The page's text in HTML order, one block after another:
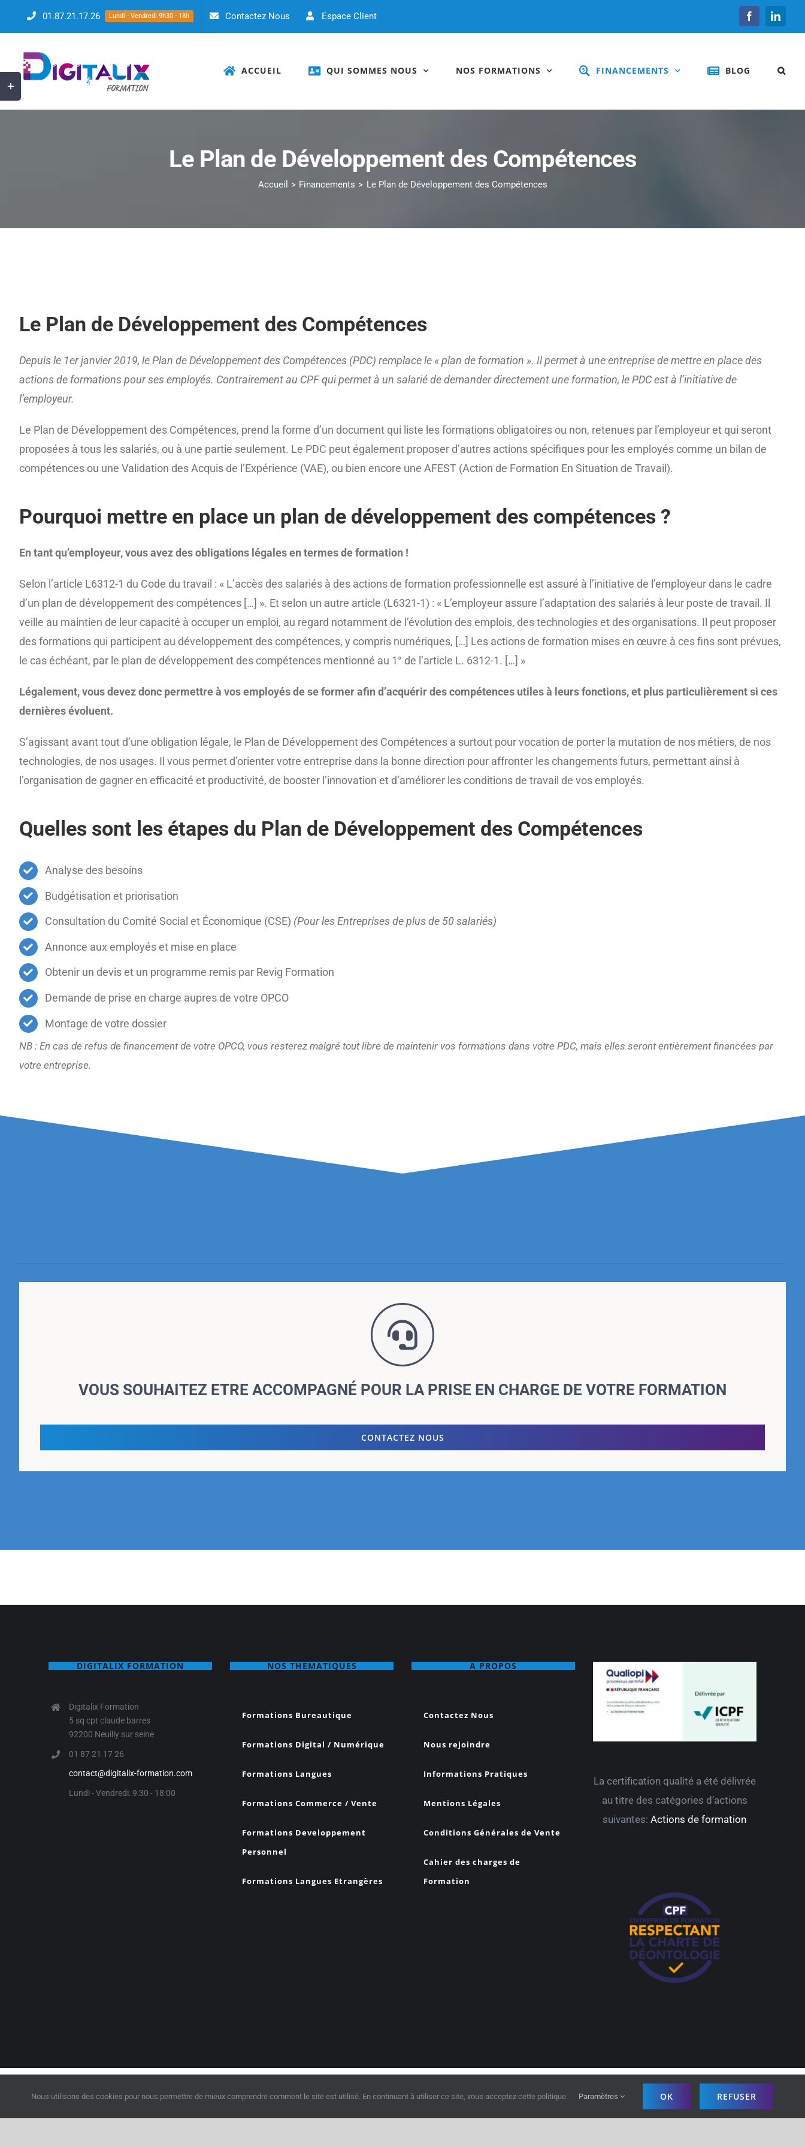
01.87.21.17.26 Lundi - Vendredi 9h30 - 18h Contactez Nous Espace Client Facebook
ACCUEIL QUI SOMMES NOUS NOS FORMATIONS FINANCEMENTS BLOG
Le Plan de Développement des Compétences
Accueil Financements Le Plan de Développement des Compétences
Le Plan de Développement des Compétences
Depuis le 1er janvier 2019, le Plan de Développement des Compétences (PDC) remplace le « plan de formation ». Il permet à une entreprise de mettre en place des
actions de formations pour ses employés. Contrairement au CPF qui permet à un salarié de demander directement une formation, le PDC est à l’initiative de
l’employeur.
Le Plan de Développement des Compétences, prend la forme d’un document qui liste les formations obligatoires ou non, retenues par l’employeur et qui seront
proposées à tous les salariés, ou à une partie seulement. Le PDC peut également proposer d’autres actions spécifiques pour les employés comme un bilan de
compétences ou une Validation des Acquis de l’Expérience (VAE), ou bien encore une AFEST (Action de Formation En Situation de Travail).
Pourquoi mettre en place un plan de développement des compétences ?
En tant qu’employeur, vous avez des obligations légales en termes de formation !
Selon l’article L6312-1 du Code du travail : « L’accès des salariés à des actions de formation professionnelle est assuré à l’initiative de l’employeur dans le cadre
d’un plan de développement des compétences […] ». Et selon un autre article (L6321-1) : « L’employeur assure l’adaptation des salariés à leur poste de travail. Il
veille au maintien de leur capacité à occuper un emploi, au regard notamment de l’évolution des emplois, des technologies et des organisations. Il peut proposer
des formations qui participent au développement des compétences, y compris numériques, […] Les actions de formation mises en œuvre à ces fins sont prévues,
le cas échéant, par le plan de développement des compétences mentionné au 1° de l’article L. 6312-1. […] »
Légalement, vous devez donc permettre à vos employés de se former afin d’acquérir des compétences utiles à leurs fonctions, et plus particulièrement si ces
dernières évoluent.
S’agissant avant tout d’une obligation légale, le Plan de Développement des Compétences a surtout pour vocation de porter la mutation de nos métiers, de nos
technologies, de nos usages. Il vous permet d’orienter votre entreprise dans la bonne direction pour affronter les changementsfuturs, permettant ainsi à
l’organisation de gagner en efficacité et productivité, de booster l’innovation et d’améliorer les conditions de travail de vos employés.
Quelles sont les étapes du Plan de Développement des Compétences
Analyse des besoins
Budgétisation et priorisation
Consultation du Comité Social et Économique (CSE) (Pour les Entreprises de plus de 50 salariés)
Annonce aux employés et mise en place
Obtenir un devis et un programme remis par Revig Formation
Demande de prise en charge aupres de votre OPCO
Montage de votre dossier
NB : En cas de refus de financement de votre OPCO, vous resterez malgré tout libre de maintenir vos formations dans votre PDC, mais elles seront entièrement financées par
votre entreprise.
VOUS SOUHAITEZ ETRE ACCOMPAGNÉ POUR LA PRISE EN CHARGE DE VOTRE FORMATION
CONTACTEZ NOUS
DIGITALIX FORMATION
Digitalix Formation
5 sq cpt claude barres
92200 Neuilly sur seine
01 87 21 17 26
contact@digitalix-formation.com
Lundi - Vendredi: 9:30 - 18:00
NOS THÉMATIQUES
Formations Bureautique
Formations Digital / Numérique
Formations Langues
Formations Commerce / Vente
Formations Developpement
Personnel
Formations Langues Etrangères
A PROPOS
Contactez Nous
Nous rejoindre
Informations Pratiques
Mentions Légales
Conditions Générales de Vente
Cahier des charges de
Formation
La certification qualité a été délivrée
au titre des catégories d’actions
suivantes:Actions de formation
©2023 Digitalix Formation | All Rights Reserved |contact@digitalix-formation.com| 01.87.21.17.26 | Politique de confidentialité
Bascule
de
Nous utilisons des cookies pour nous permettre de mieux comprendre comment le site est utilisé. En continuant à utiliser ce site, vous acceptez cette politique. Paramètres OK REFUSER